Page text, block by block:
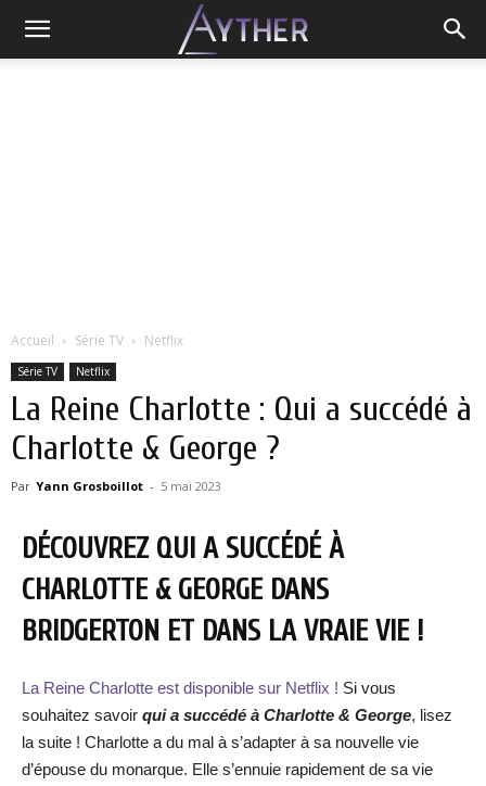
Accueil Série TV Netflix
Série TV Netflix
La Reine Charlotte : Qui a succédé à
Charlotte & George ?
Par Yann Grosboillot - 5 mai 2023
DÉCOUVREZ QUI A SUCCÉDÉ À
CHARLOTTE & GEORGE DANS
BRIDGERTON ET DANS LA VRAIE VIE !
La Reine Charlotte est disponible sur Netflix ! Si vous
souhaitez savoir qui a succédé à Charlotte & George, lisez
la suite ! Charlotte a du mal à s’adapter à sa nouvelle vie
d’épouse du monarque. Elle s’ennuie rapidement de sa vie